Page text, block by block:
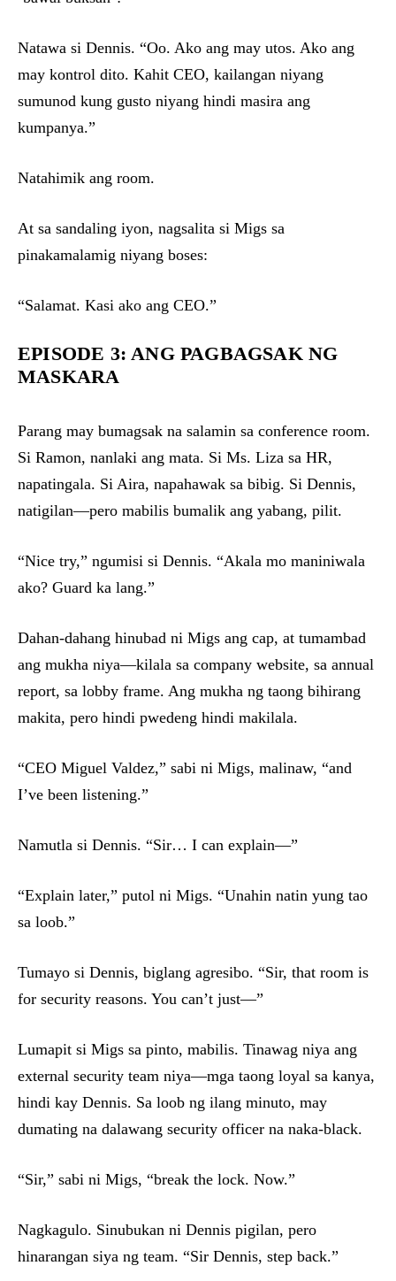
Natawa si Dennis. “Oo. Ako ang may utos. Ako ang
may kontrol dito. Kahit CEO, kailangan niyang
sumunod kung gusto niyang hindi masira ang
kumpanya.”
Natahimik ang room.
At sa sandaling iyon, nagsalita si Migs sa
pinakamalamig niyang boses:
“Salamat. Kasi ako ang CEO.”
EPISODE 3: ANG PAGBAGSAK NG
MASKARA
Parang may bumagsak na salamin sa conference room.
Si Ramon, nanlaki ang mata. Si Ms. Liza sa HR,
napatingala. Si Aira, napahawak sa bibig. Si Dennis,
natigilan—pero mabilis bumalik ang yabang, pilit.
“Nice try,” ngumisi si Dennis. “Akala mo maniniwala
ako? Guard ka lang.”
Dahan-dahang hinubad ni Migs ang cap, at tumambad
ang mukha niya—kilala sa company website, sa annual
report, sa lobby frame. Ang mukha ng taong bihirang
makita, pero hindi pwedeng hindi makilala.
“CEO Miguel Valdez,” sabi ni Migs, malinaw, “and
I’ve been listening.”
Namutla si Dennis. “Sir… I can explain—”
“Explain later,” putol ni Migs. “Unahin natin yung tao
sa loob.”
Tumayo si Dennis, biglang agresibo. “Sir, that room is
for security reasons. You can’t just—”
Lumapit si Migs sa pinto, mabilis. Tinawag niya ang
external security team niya—mga taong loyal sa kanya,
hindi kay Dennis. Sa loob ng ilang minuto, may
dumating na dalawang security officer na naka-black.
“Sir,” sabi ni Migs, “break the lock. Now.”
Nagkagulo. Sinubukan ni Dennis pigilan, pero
hinarangan siya ng team. “Sir Dennis, step back.”